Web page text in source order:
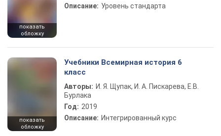
показать
обложку
Описание: Уровень стандарта
показать
обложку
Учебники Всемирная история 6
класс
Авторы: И. Я. Щупак, И. А. Пискарева, Е.В.
Бурлака
Год: 2019
Описание: Интегрированный курс